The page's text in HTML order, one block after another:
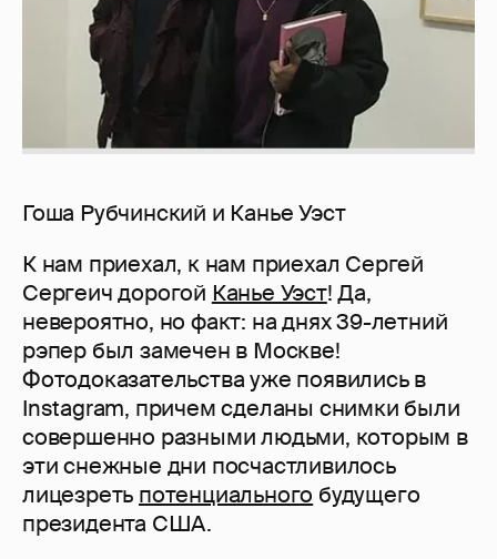
Гоша Рубчинский и Канье Уэст
К нам приехал, к нам приехал Сергей
Сергеич дорогой Канье Уэст! Да,
невероятно, но факт: на днях 39-летний
рэпер был замечен в Москве!
Фотодоказательства уже появились в
Instagram, причем сделаны снимки были
совершенно разными людьми, которым в
эти снежные дни посчастливилось
лицезреть потенциального будущего
президента США.